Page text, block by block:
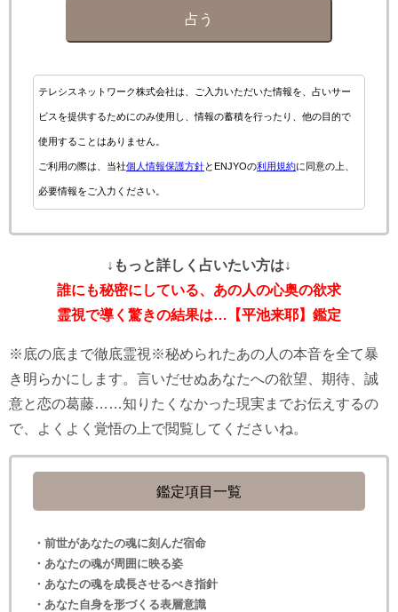
占う
テレシスネットワーク株式会社は、ご入力いただいた情報を、占いサー
ビスを提供するためにのみ使用し、情報の蓄積を行ったり、他の目的で
使用することはありません。
ご利用の際は、当社個人情報保護方針とENJYOの利用規約に同意の上、
必要情報をご入力ください。
↓もっと詳しく占いたい方は↓
誰にも秘密にしている、あの人の心奥の欲求
霊視で導く驚きの結果は…【平池来耶】鑑定
※底の底まで徹底霊視※秘められたあの人の本音を全て暴
き明らかにします。言いだせぬあなたへの欲望、期待、誠
意と恋の葛藤……知りたくなかった現実までお伝えするの
で、よくよく覚悟の上で閲覧してくださいね。
鑑定項目一覧
・前世があなたの魂に刻んだ宿命
・あなたの魂が周囲に映る姿
・あなたの魂を成長させるべき指針
・あなた自身を形づくる表層意識